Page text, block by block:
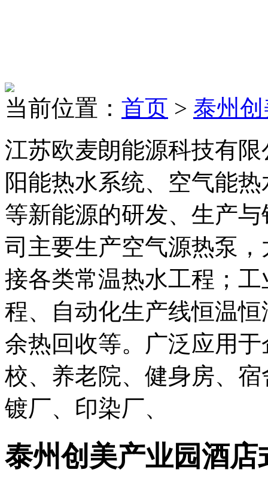
当前位置： 首页 > 泰州
江苏欧麦朗能源科技有
阳能热水系统、空气能
等新能源的研发、生产
司主要生产空气源热泵
接各类常温热水工程；
程、自动化生产线恒温
余热回收等。广泛应用
校、养老院、健身房、
镀厂、印染厂、
泰州创美产业园酒